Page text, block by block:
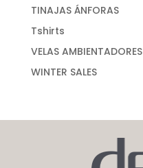
TINAJAS ÁNFORAS
Tshirts
VELAS AMBIENTADORES
WINTER SALES